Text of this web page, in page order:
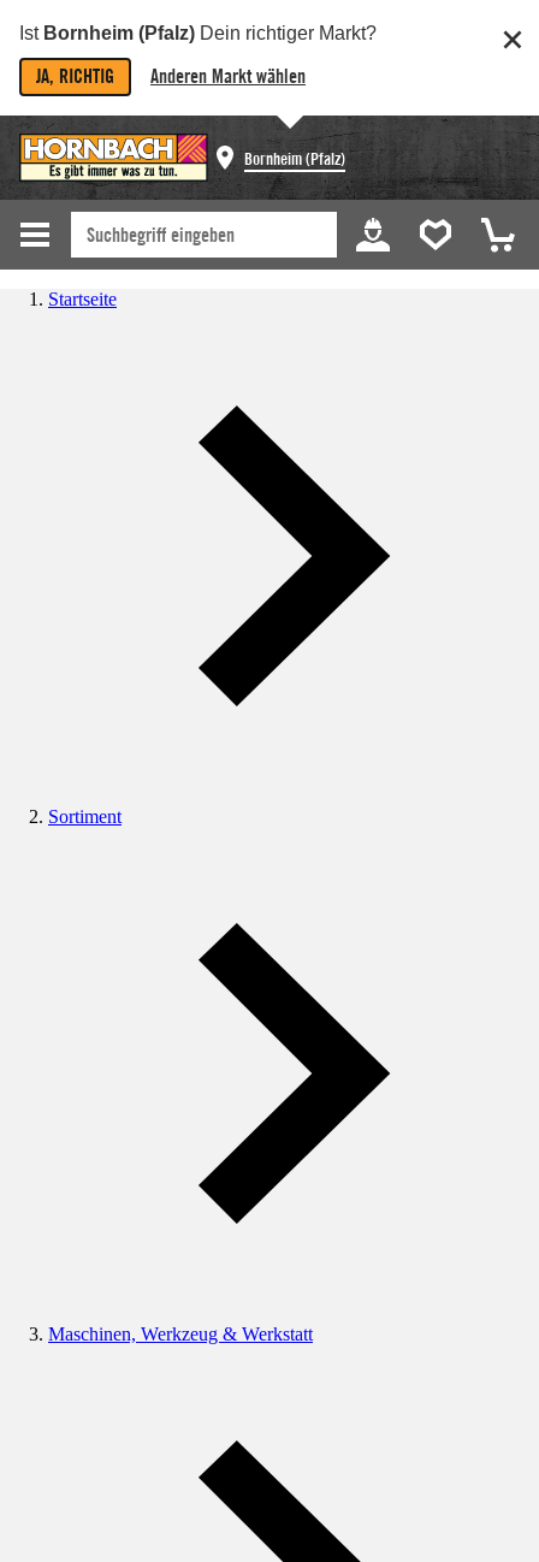
Ist Bornheim (Pfalz) Dein richtiger Markt?
JA, RICHTIG Anderen Markt wählen
Bornheim (Pfalz)
Startseite
Sortiment
Maschinen, Werkzeug & Werkstatt